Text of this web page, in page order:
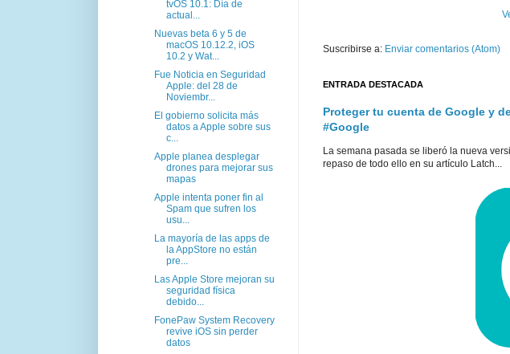
Suscribirse a: Enviar comentarios (Atom)
ENTRADA DESTACADA
Proteger tu cuenta de Google y
#Google
La semana pasada se liberó la nueva
repaso de todo ello en su artículo Latch...
tvOS 10.1: Día de
actual...
Nuevas beta 6 y 5 de
macOS 10.12.2, iOS
10.2 y Wat...
Fue Noticia en Seguridad
Apple: del 28 de
Noviembr...
El gobierno solicita más
datos a Apple sobre sus
c...
Apple planea desplegar
drones para mejorar sus
mapas
Apple intenta poner fin al
Spam que sufren los
usu...
La mayoría de las apps de
la AppStore no están
pre...
Las Apple Store mejoran su
seguridad física
debido...
FonePaw System Recovery
revive iOS sin perder
datos